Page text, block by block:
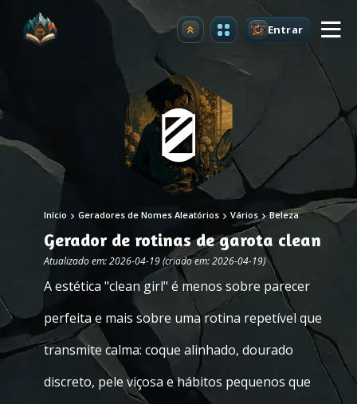
Atualizar Entrar
Início Geradores de Nomes Aleatórios Vários Beleza
Gerador de rotinas de garota clean
Atualizado em: 2026-04-19 (criado em: 2026-04-19)
A estética "clean girl" é menos sobre parecer
perfeita e mais sobre uma rotina repetível que
transmite calma: coque alinhado, dourado
discreto, pele viçosa e hábitos pequenos que